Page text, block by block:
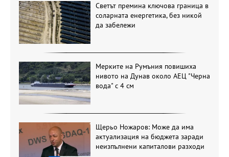
Светът премина ключова граница в
соларната енергетика, без никой
да забележи
Мерките на Румъния повишиха
нивото на Дунав около АЕЦ "Черна
вода" с 4 см
Щерьо Ножаров: Може да има
актуализация на бюджета заради
неизпълнени капиталови разходи